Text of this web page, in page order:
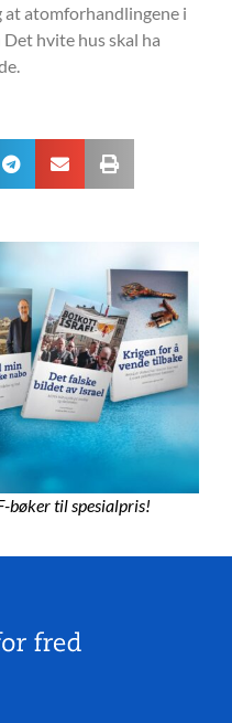
at atomforhandlingene i
Det hvite hus skal ha
bøker til spesialpris!